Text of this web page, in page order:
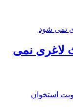
لاغری نمی